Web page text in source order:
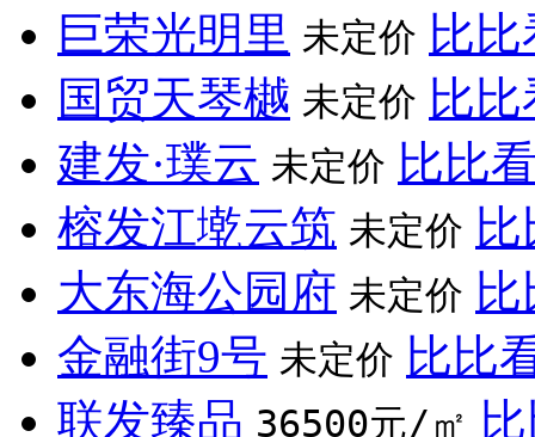
巨荣光明里 未定价 比比
国贸天琴樾 未定价 比比
建发·璞云 未定价 比比
榕发江墘云筑 未定价
大东海公园府 未定价
金融街9号 未定价 比比
联发臻品 36500元/㎡